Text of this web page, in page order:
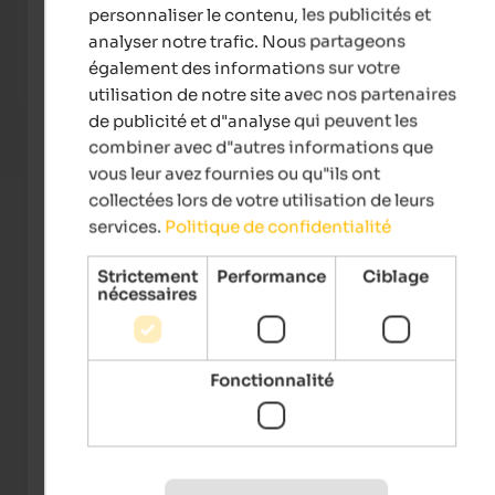
Holidays in Vinschgau - Garden with 25 m sports pool &
natural bathing pond, bike paths, countless hiking
possibilities and much more.
IDM Südtirol-Alto Adige/trickytine
personnaliser le contenu, les publicités et
analyser notre trafic. Nous partageons
également des informations sur votre
utilisation de notre site avec nos partenaires
de publicité et d"analyse qui peuvent les
combiner avec d"autres informations que
vous leur avez fournies ou qu"ils ont
collectées lors de votre utilisation de leurs
services. Politique de confidentialité
Strictement
nécessaires
Performance Ciblage
Fonctionnalité